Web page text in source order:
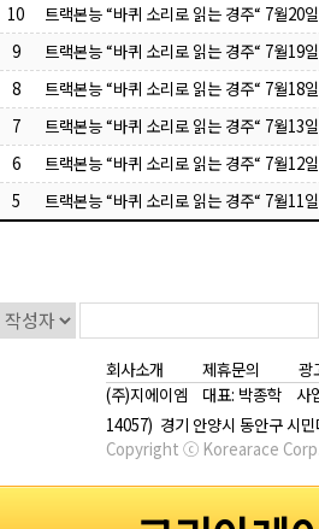
10
트랙본능 “바퀴 소리로 읽는 경주“ 7월20
9
트랙본능 “바퀴 소리로 읽는 경주“ 7월19
8
트랙본능 “바퀴 소리로 읽는 경주“ 7월18
7
트랙본능 “바퀴 소리로 읽는 경주“ 7월13
6
트랙본능 “바퀴 소리로 읽는 경주“ 7월12
5
트랙본능 “바퀴 소리로 읽는 경주“ 7월11
회사소개 제휴문의
광
(주)지에이엠 대표: 박종학 사
14057) 경기 안양시 동안구 시
Copyright ⓒ Korearace